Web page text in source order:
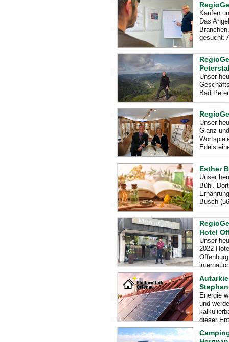
Kaufen
Das
gesucht.
Unser
Bad
Unser
Glanz
Esther
Unser
Bühl.
Busch
Hotel
Unser
2022
Energie
und
dieser